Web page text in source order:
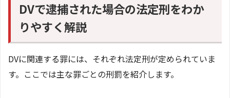
DVで逮捕された場合の法定刑をわか
りやすく解説
DVに関連する罪には、それぞれ法定刑が定められていま
す。ここでは主な罪ごとの刑罰を紹介します。